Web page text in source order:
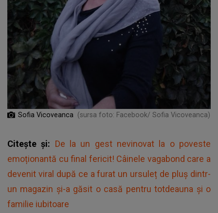
Sofia Vicoveanca (sursa foto: Facebook/ Sofia Vicoveanca)
Citește și: De la un gest nevinovat la o poveste
emoționantă cu final fericit! Câinele vagabond care a
devenit viral după ce a furat un ursuleț de pluș dintr-
un magazin și-a găsit o casă pentru totdeauna și o
familie iubitoare